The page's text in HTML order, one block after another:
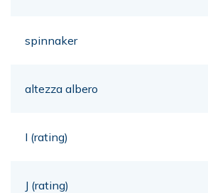
spinnaker
altezza albero
I (rating)
J (rating)